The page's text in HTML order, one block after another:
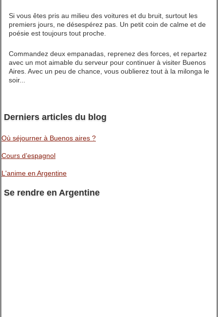
Si vous êtes pris au milieu des voitures et du bruit, surtout les
premiers jours, ne désespérez pas. Un petit coin de calme et de
poésie est toujours tout proche.
Commandez deux empanadas, reprenez des forces, et repartez
avec un mot aimable du serveur pour continuer à visiter Buenos
Aires. Avec un peu de chance, vous oublierez tout à la milonga le
soir...
Derniers articles du blog
Où séjourner à Buenos aires ?
Cours d’espagnol
L'anime en Argentine
Se rendre en Argentine